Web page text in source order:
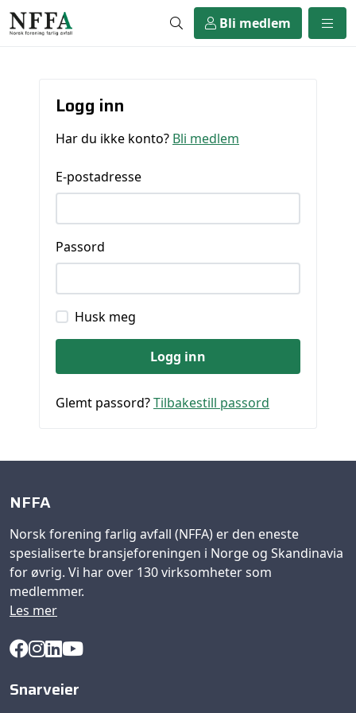
Bli medlem
Logg inn
Har du ikke konto? Bli medlem
E-postadresse
Passord
Husk meg
Logg inn
Glemt passord?Tilbakestill passord
NFFA
Norsk forening farlig avfall (NFFA) er den eneste
spesialiserte bransjeforeningen i Norge og Skandinavia
for øvrig. Vi har over 130 virksomheter som
medlemmer.
Les mer
Snarveier